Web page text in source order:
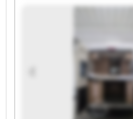
Kft. Maurer Gép Kft. Maurer
Gép Kft. Maurer Gép Kft.
Maurer Gép Kft. Maurer Gép
Kft. Maurer Gép Kft.